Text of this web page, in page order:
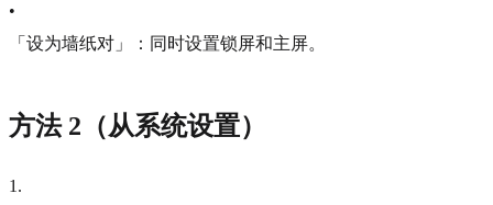
•
「设为墙纸对」：同时设置锁屏和主屏。
方法 2（从系统设置）
1 .